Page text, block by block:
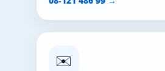
✉️